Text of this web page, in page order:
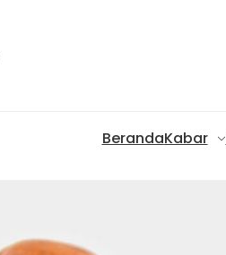
BerandaKabar